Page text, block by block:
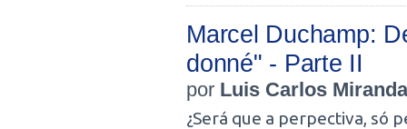
Marcel Duchamp:
donné" - Parte II
por Luis Carlos Miranda
¿Será que a perpectiva, só